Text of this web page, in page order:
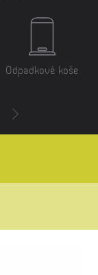
Odpadkové koše